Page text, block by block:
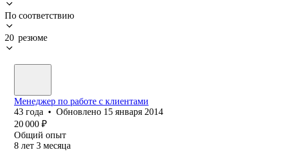
По соответствию
20 резюме
Менеджер по работе с клиентами
43 года • Обновлено 15 января 2014
20 000 ₽
Общий опыт
8 лет 3 месяца